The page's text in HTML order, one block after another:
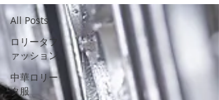
All Posts
ロリータフ
ァッション
中華ロリー
タ服